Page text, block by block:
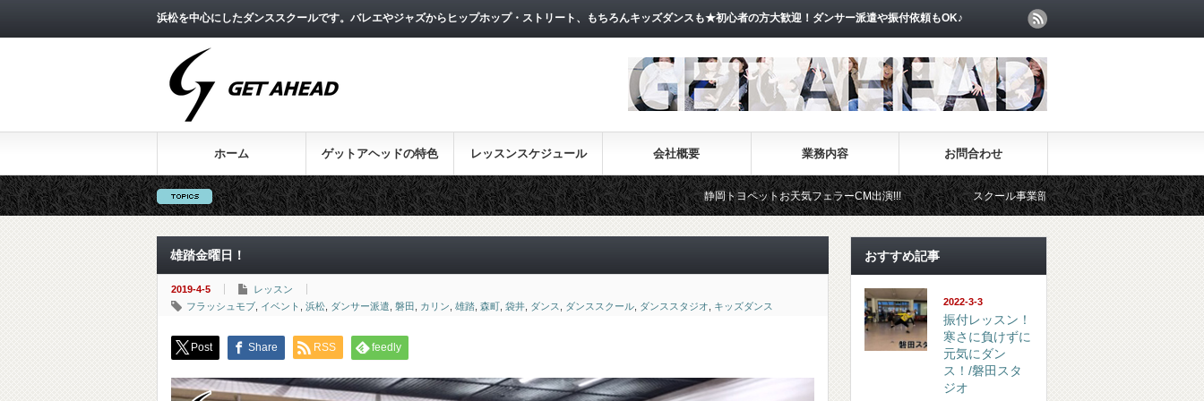
浜松を中心にしたダンススクールです。バレエやジャズからヒップホップ・ストリート、もちろんキッズダンスも★初心者の方大歓迎！ダンサー派遣や振付依頼もOK♪
ホーム ゲットアヘッドの特色 レッスンスケジュール 会社概要 業務内容 お問合わせ
静岡トヨペットお天気フェラーCM出演!!! スクール事業部 イベント事業部
雄踏金曜日！
2019-4-5
レッスン
フラッシュモブ イベント 浜松 ダンサー派遣 磐田 カリン 雄踏 森町 袋井 ダンス ダンススクール ダンススタジオ キッズダンス
Post Share RSS feedly
おすすめ記事
2022-3-3
振付レッスン！
寒さに負けずに
元気にダン
ス！/磐田スタ
ジオ